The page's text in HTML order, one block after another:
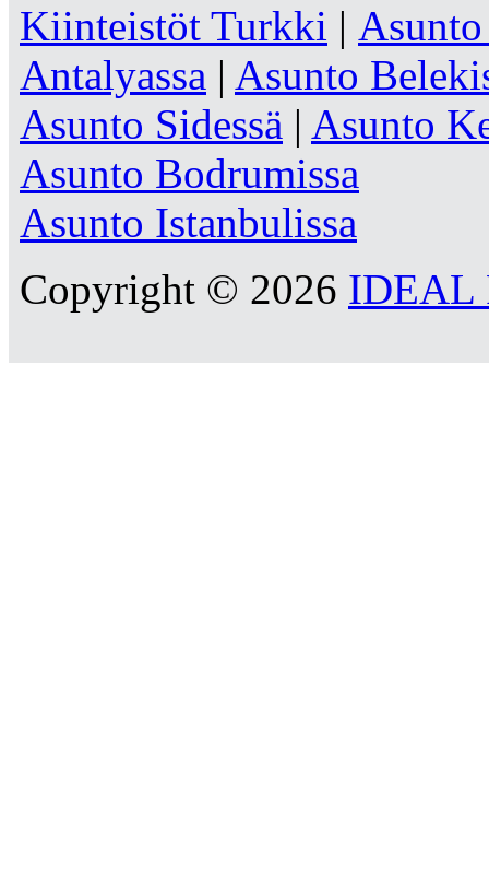
Kiinteistöt Turkki |
Antalyassa | Asunto
Asunto Sidessä | Asunto
Asunto Bodrumissa
Asunto Istanbulissa
Copyright © 2026 IDEAL